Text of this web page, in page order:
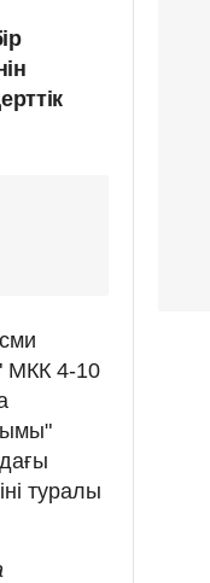
МКК 4-10
туралы